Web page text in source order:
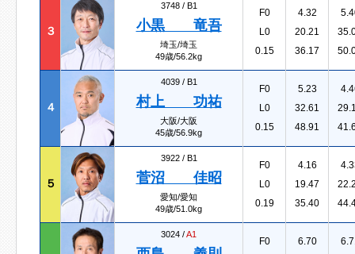
３
3748 / B1
小黒 竜吾
埼玉/埼玉
49歳/56.2kg
F0
L0
0.15
4.32
20.21
36.17
４
4039 / B1
村上 功祐
大阪/大阪
45歳/56.9kg
F0
L0
0.15
5.23
32.61
48.91
５
3922 / B1
菅沼 佳昭
愛知/愛知
49歳/51.0kg
F0
L0
0.19
4.16
19.47
35.40
3024 /A1
F0
6.70